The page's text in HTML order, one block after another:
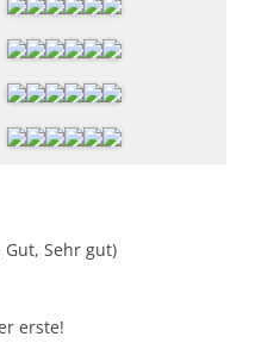
Sehr gut)
erste!